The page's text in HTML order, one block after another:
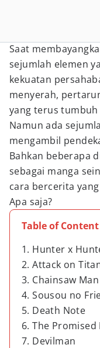
Saat
sejumlah elemen
kekuatan
menyerah,
yang terus tumbuh
Namun ada
mengambil
Bahkan beberapa
sebagai manga
cara bercerita
Apa saja?
Table of Content
1. Hunter x
2. Attack on
3. Chainsaw Man
4. Sousou no
5. Death Note
6. The
7. Devilman